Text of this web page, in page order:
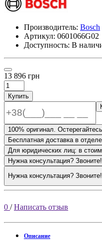
Производитель: Bosch
Артикул: 0601066G02
Доступность: В
13 896 грн
Купить
100% оригинал.
Бесплатная доставка в
Для юридических лиц: в
Нужна консультация? Звоните!
0 /Написать отзыв
Описание